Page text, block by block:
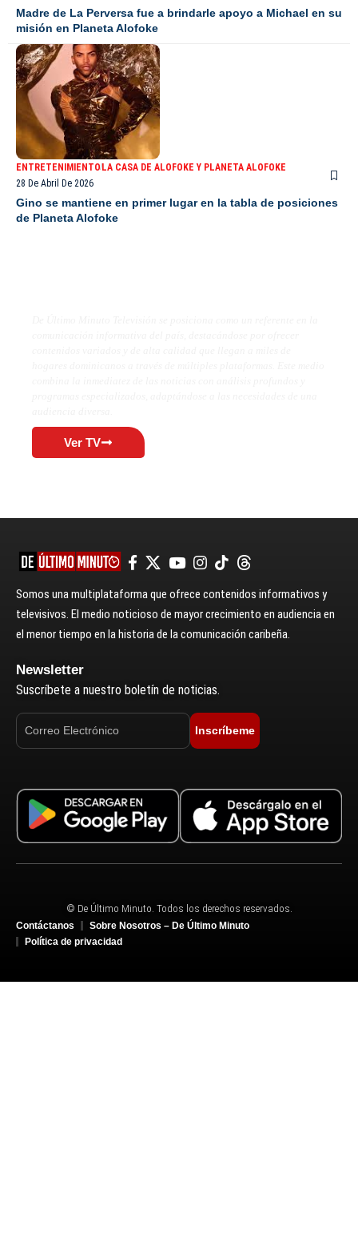
Madre de La Perversa fue a brindarle apoyo a Michael en su
misión en Planeta Alofoke
ENTRETENIMIENTOLA CASA DE ALOFOKE Y PLANETA ALOFOKE
28 De Abril De 2026
Gino se mantiene en primer lugar en la tabla de posiciones
de Planeta Alofoke
Ver TV
Somos una multiplataforma que ofrece contenidos informativos y
televisivos. El medio noticioso de mayor crecimiento en audiencia en
el menor tiempo en la historia de la comunicación caribeña.
Newsletter
Suscríbete a nuestro boletín de noticias.
Inscríbeme
© De Último Minuto. Todos los derechos reservados.
Contáctanos
Sobre Nosotros – De Último Minuto
Política de privacidad